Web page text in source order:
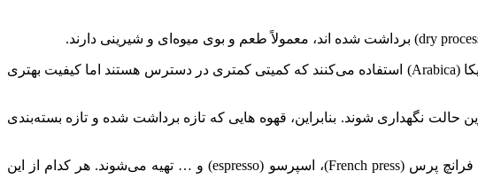
نوع دانه قهوه نیز می‌تواند بر روی کیفیت و طعم قهوه تأثیر بگذارد. قهوه های اسپشیالیتی معمولاً از انواعی مانند آرابیکا (Arabica) استفاده می‌کنند که کمیتی کمتری در دسترس هستند اما کیفیت بهتری
نگهداری شوند. بنابراین، قهوه هایی که تازه برداشت شده و تازه بسته‌بندی
روش تهیه نیز بر روی طعم و کیفیت قهوه تأثیر دارد. قهوه های اسپشیالیتی معمولاً به صورت دمی (pour over)، فرانچ پرس (French press)، اسپرسو (espresso) و … تهیه می‌شوند. هر کدام از این